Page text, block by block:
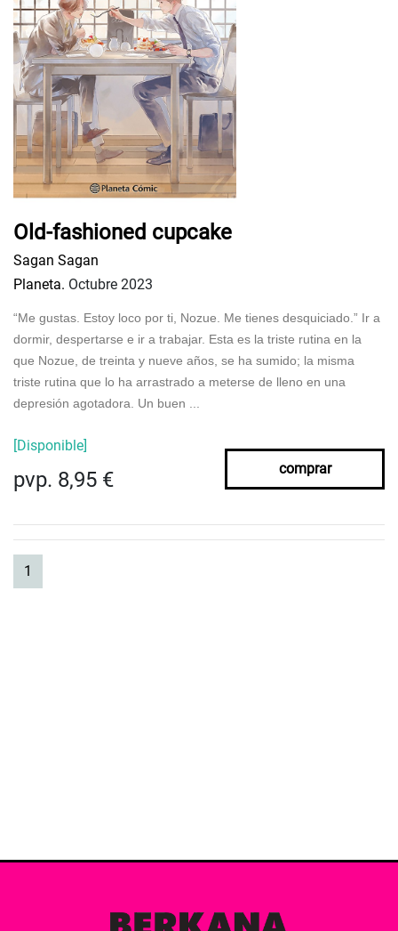
Old-fashioned cupcake
Sagan Sagan
Planeta. Octubre 2023
“Me gustas. Estoy loco por ti, Nozue. Me tienes desquiciado.” Ir a
dormir, despertarse e ir a trabajar. Esta es la triste rutina en la
que Nozue, de treinta y nueve años, se ha sumido; la misma
triste rutina que lo ha arrastrado a meterse de lleno en una
depresión agotadora. Un buen ...
[Disponible]
pvp. 8,95 € comprar
1